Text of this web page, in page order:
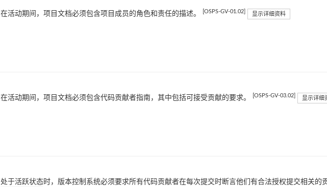
在活动期间，项目文档必须包含项目成员的角色和责任的描述。 [OSPS-GV-01.02] 显示详细资料
在活动期间，项目文档必须包含代码贡献者指南，其中包括可接受贡献的要求。 [OSPS-GV-03.02] 显示详细
处于活跃状态时，版本控制系统必须要求所有代码贡献者在每次提交时断言他们有合法授权提交相关的